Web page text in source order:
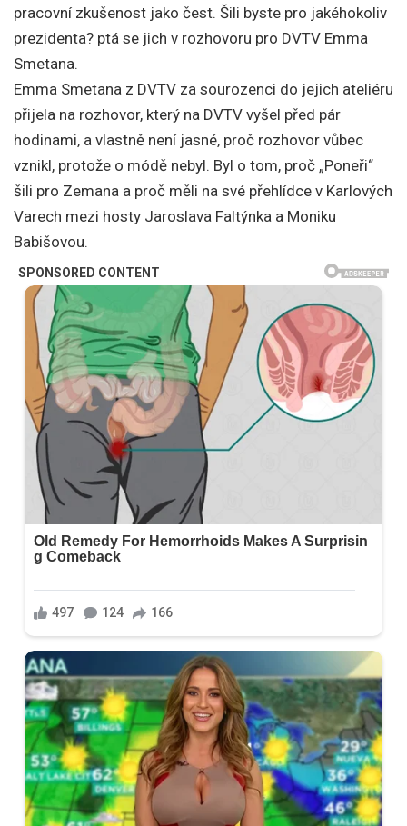
pracovní zkušenost jako čest. Šili byste pro jakéhokoliv
prezidenta? ptá se jich v rozhovoru pro DVTV Emma
Smetana.
Emma Smetana z DVTV za sourozenci do jejich ateliéru
přijela na rozhovor, který na DVTV vyšel před pár
hodinami, a vlastně není jasné, proč rozhovor vůbec
vznikl, protože o módě nebyl. Byl o tom, proč „Poneři“
šili pro Zemana a proč měli na své přehlídce v Karlových
Varech mezi hosty Jaroslava Faltýnka a Moniku
Babišovou.